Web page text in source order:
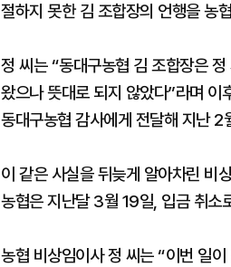
절하지 못한 김 조합장의 언행을 농
정 씨는 “동대구농협 김 조합장은
왔으나 뜻대로 되지 않았다”라며 이
동대구농협 감사에게 전달해 지난
이 같은 사실을 뒤늦게 알아차린 비
농협은 지난달 3월 19일, 입금 취소
농협 비상임이사 정 씨는 “이번 일